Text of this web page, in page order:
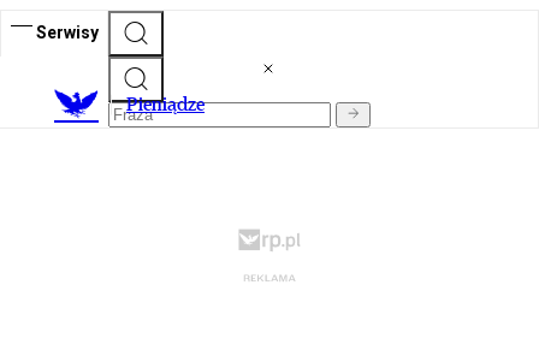
Serwisy
Pieniądze